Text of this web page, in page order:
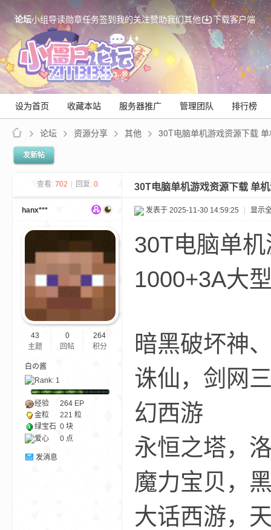
论坛小组导读勋章任务签到我的关注赞助我们其他 下载客户端
设为首页 收藏本站 服务器推广 管理团队 排行榜
论坛 资源分享 其他 30T电脑单机游戏资源下载
发新帖
查看: 702 回复: 0 30T电脑单机游戏资源下载 单
hanx***
43
主题
0
回帖
264
积分
白の酱
经验 264 EP
金粒
221 粒
绿宝石 0 块
爱心
0 点
发消息
发表于 2025-11-30 14:59:25 显示
30T电脑单
暗黑破坏神
诛仙，剑网
幻西游
永恒之塔，
魔力宝贝，
大话西游，